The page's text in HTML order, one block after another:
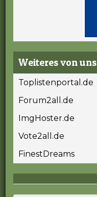
Weiteres von uns
Toplistenportal.de
Forum2all.de
ImgHoster.de
Vote2all.de
FinestDreams